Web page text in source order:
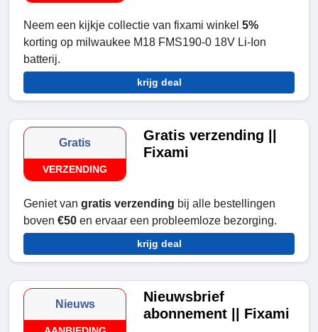
Neem een kijkje collectie van fixami winkel 5%
korting op milwaukee M18 FMS190-0 18V Li-Ion
batterij.
krijg deal
Gratis
VERZENDING
Gratis verzending ||
Fixami
Geniet van gratis verzending bij alle bestellingen
boven €50 en ervaar een probleemloze bezorging.
krijg deal
Nieuws
Nieuwsbrief
abonnement || Fixami